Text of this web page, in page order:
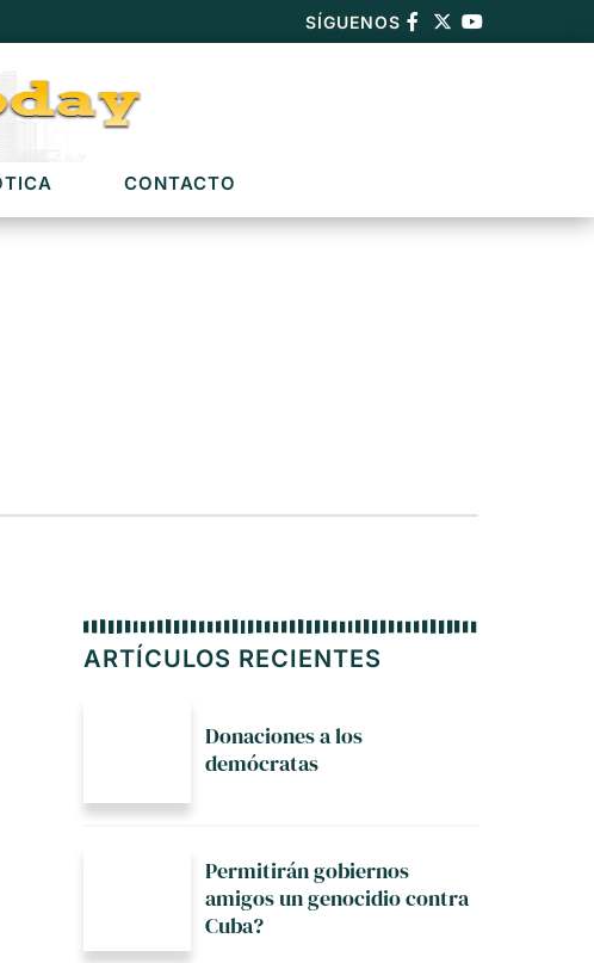
SÍGUENOS
CONTACTO
ARTÍCULOS RECIENTES
Donaciones a los
demócratas
Permitirán gobiernos
amigos un genocidio contra
Cuba?